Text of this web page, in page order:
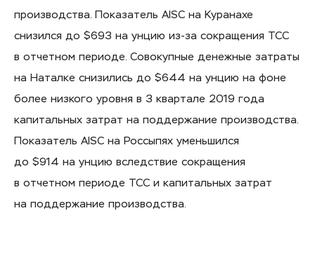
производства. Показатель AISC на Куранахе
снизился до $693 на унцию из-за сокращения ТСС
в отчетном периоде. Совокупные денежные затраты
на Наталке снизились до $644 на унцию на фоне
более низкого уровня в 3 квартале 2019 года
капитальных затрат на поддержание производства.
Показатель AISC на Россыпях уменьшился
до $914 на унцию вследствие сокращения
в отчетном периоде ТСС и капитальных затрат
на поддержание производства.